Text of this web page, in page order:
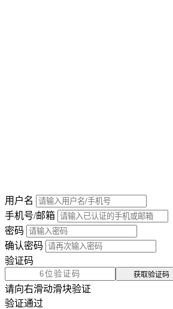
用户名
手机号/邮箱
密码
确认密码
验证码
获取验证码
请向右滑动滑块验证
验证通过